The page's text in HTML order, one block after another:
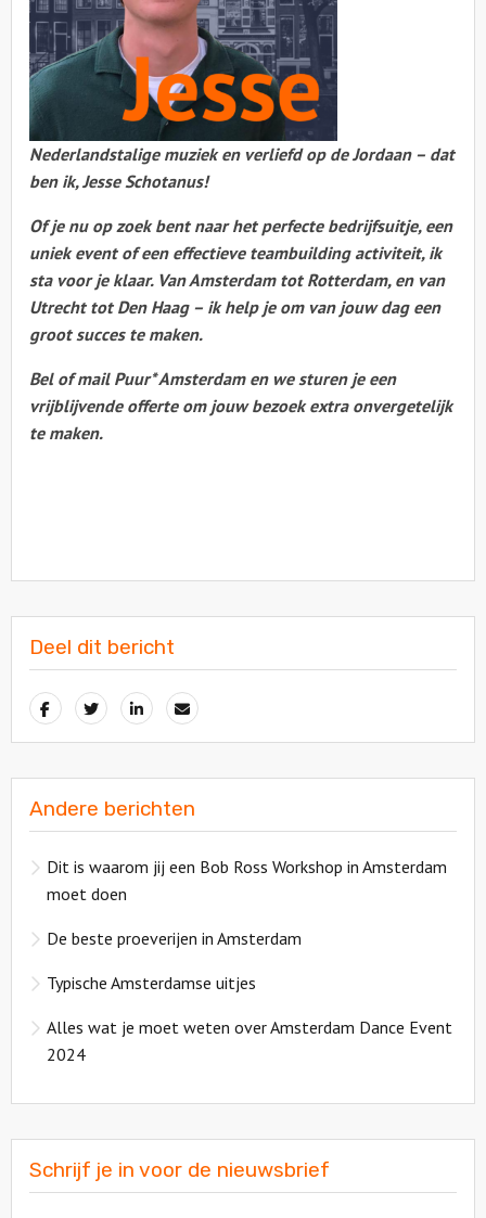
Nederlandstalige muziek en verliefd op de Jordaan – dat
ben ik, Jesse Schotanus!
Of je nu op zoek bent naar het perfecte bedrijfsuitje, een
uniek event of een effectieve teambuilding activiteit, ik
sta voor je klaar. Van Amsterdam tot Rotterdam, en van
Utrecht tot Den Haag – ik help je om van jouw dag een
groot succes te maken.
Bel of mail Puur* Amsterdam en we sturen je een
vrijblijvende offerte om jouw bezoek extra onvergetelijk
te maken.
Deel dit bericht
Andere berichten
Dit is waarom jij een Bob Ross Workshop in Amsterdam
moet doen
De beste proeverijen in Amsterdam
Typische Amsterdamse uitjes
Alles wat je moet weten over Amsterdam Dance Event
2024
Schrijf je in voor de nieuwsbrief